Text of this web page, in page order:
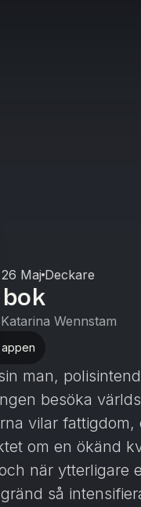
26 Maj Deckare
Katarina Wennstam
appen
man,
besöka
vilar
om en ökänd
när ytterligare
så